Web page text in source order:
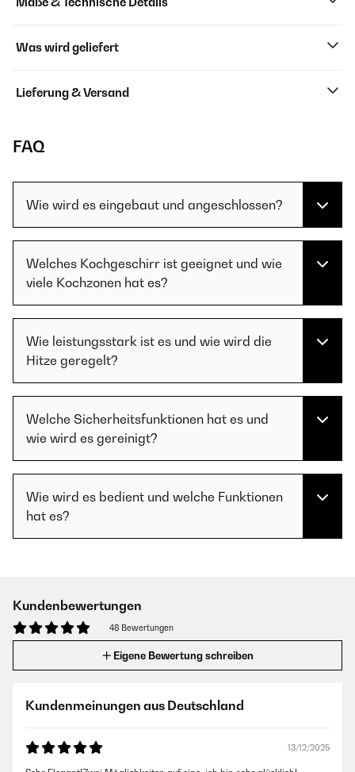
Was wird geliefert
Lieferung & Versand
FAQ
Wie wird es eingebaut und angeschlossen?
Welches Kochgeschirr ist geeignet und wie
viele Kochzonen hat es?
Wie leistungsstark ist es und wie wird die
Hitze geregelt?
Welche Sicherheitsfunktionen hat es und
wie wird es gereinigt?
Wie wird es bedient und welche Funktionen
hat es?
Kundenbewertungen
48 Bewertungen
Eigene Bewertung schreiben
Kundenmeinungen aus Deutschland
13/12/2025